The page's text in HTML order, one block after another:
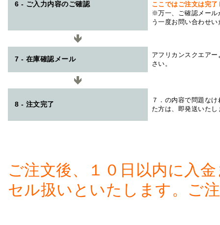
6 - ご入力内容のご確認
ここではご注文は完
※万一、ご確認メール
う一度お問い合わせ
7 - 在庫確認メール
アフリカンスクエアー
さい。
8 - 注文完了
７．の内容で問題な
た方は、即発送いたし
ご注文後、１０日以内に入
セル扱いといたします。ご